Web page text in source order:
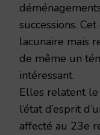
successions.
lacunaire mais
de même un
intéressant.
Elles relatent
l’état d’esprit
affecté au 23e